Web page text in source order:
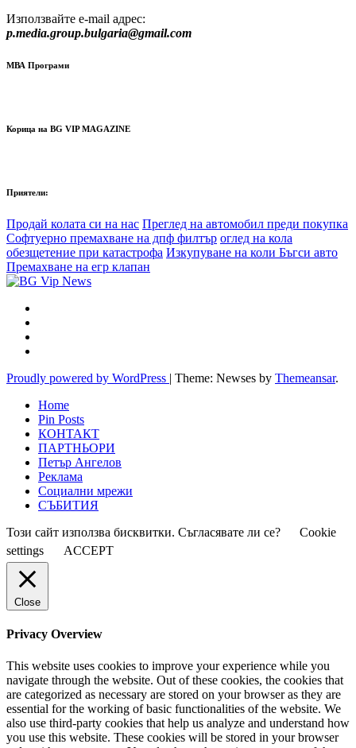
Използвайте e-mail адрес:
p.media.group.bulgaria@gmail.com
МВА Програми
Корица на BG VIP MAGAZINE
Приятели:
Продай колата си на нас Преглед на автомобил преди покупка
Софтуерно премахване на дпф филтър оглед на кола
обезщетение при катастрофа Изкупуване на коли Бъгси авто
Премахване на егр клапан
Proudly powered by WordPress | Theme: Newses by Themeansar.
Home
Pin Posts
КОНТАКТ
ПАРТНЬОРИ
Петър Ангелов
Реклама
Социални мрежи
СЪБИТИЯ
Този сайт използва бисквитки. Съгласявате ли се?
Cookie
settings
ACCEPT
Close
Privacy Overview
This website uses cookies to improve your experience while you
navigate through the website. Out of these cookies, the cookies that
are categorized as necessary are stored on your browser as they are
essential for the working of basic functionalities of the website. We
also use third-party cookies that help us analyze and understand how
you use this website. These cookies will be stored in your browser